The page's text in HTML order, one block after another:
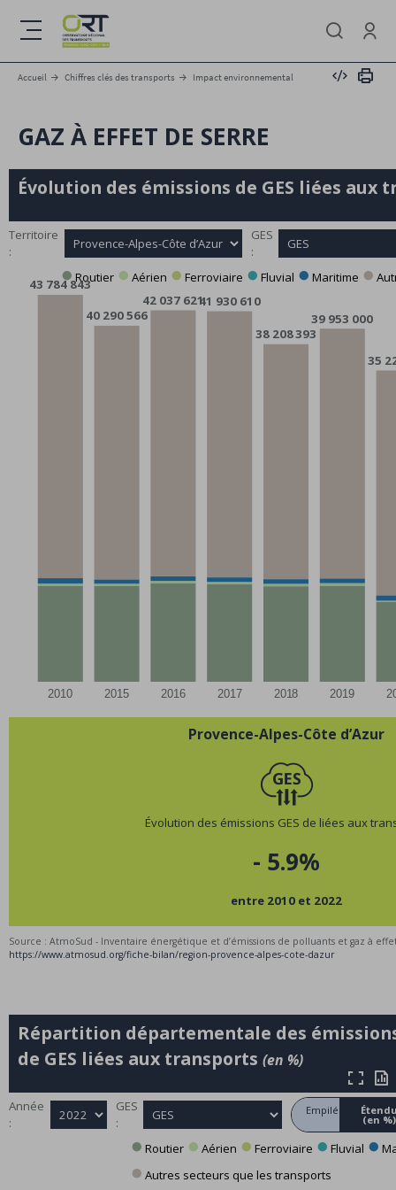
contenu
principal
Menu
Accueil Chiffres clés des transports Impact environnemental Intégrer
GAZ À EFFET DE SERRE
Évolution des émissions de GES liées aux
Territoire
:
GES
:
Provence-Alpes-Côte d’Azur
Évolution des émissions GES de liées aux
- 5.9%
entre 2010 et 2022
 Routier  Aérien  Ferroviaire  Fluvial  Maritime 
2010 2015 2016 2017 2018 2019
43 784 843
40 290 566
42 037 62141 930 610
38 208 393
39 953 000
35
Source : AtmoSud - Inventaire énergétique et d’émissions de polluants et gaz à
https://www.atmosud.org/fiche-bilan/region-provence-alpes-cote-dazur
Répartition départementale des
de GES liées aux transports (en %)
Agrandir
Année
:
GES
:
Empilé
(en %)
 Routier  Aérien  Ferroviaire  Fluvial 
 Autres secteurs que les transports